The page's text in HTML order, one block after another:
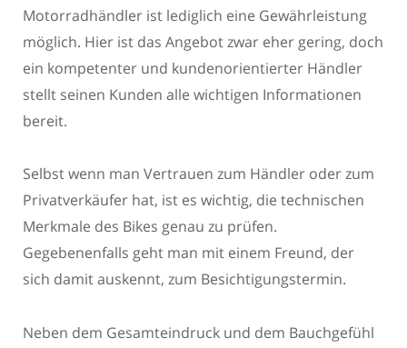
Motorradhändler ist lediglich eine Gewährleistung
möglich. Hier ist das Angebot zwar eher gering, doch
ein kompetenter und kundenorientierter Händler
stellt seinen Kunden alle wichtigen Informationen
bereit.
Selbst wenn man Vertrauen zum Händler oder zum
Privatverkäufer hat, ist es wichtig, die technischen
Merkmale des Bikes genau zu prüfen.
Gegebenenfalls geht man mit einem Freund, der
sich damit auskennt, zum Besichtigungstermin.
Neben dem Gesamteindruck und dem Bauchgefühl